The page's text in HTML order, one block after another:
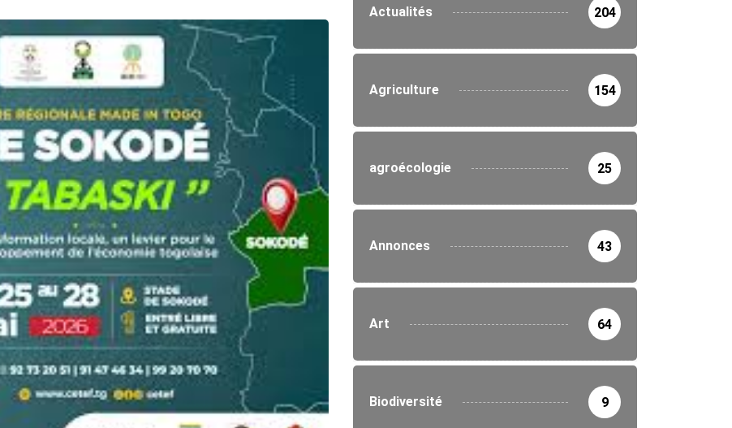
CULTURE FORMATION
Actualités 204
Agriculture 154
agroécologie 25
Annonces 43
Art 64
Biodiversité 9